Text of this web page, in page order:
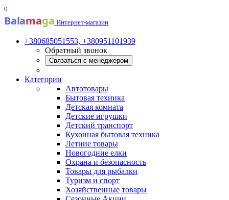
0
Balamaga Интернет-магазин
+380685051553, +380951101939
Обратный звонок
Связаться с менеджером
Категории
Автотовары
Бытовая техника
Детская комната
Детские игрушки
Детский транспорт
Кухонная бытовая техника
Летние товары
Новогодние елки
Охрана и безопасность
Товары для рыбалки
Туризм и спорт
Хозяйственные товары